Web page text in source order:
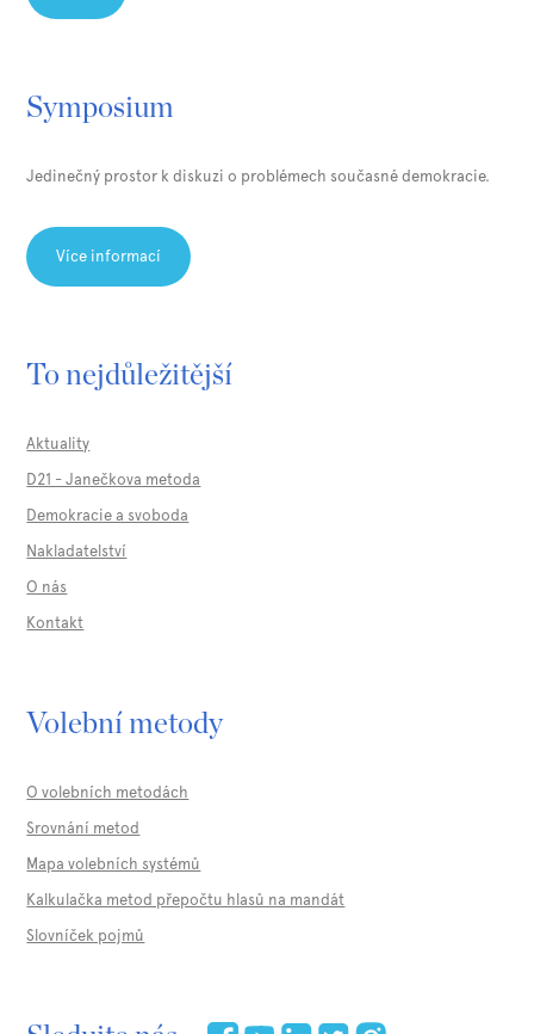
Symposium
Jedinečný prostor k diskuzi o problémech současné demokracie.
Více informací
To nejdůležitější
Aktuality
D21 - Janečkova metoda
Demokracie a svoboda
Nakladatelství
O nás
Kontakt
Volební metody
O volebních metodách
Srovnání metod
Mapa volebních systémů
Kalkulačka metod přepočtu hlasů na mandát
Slovníček pojmů